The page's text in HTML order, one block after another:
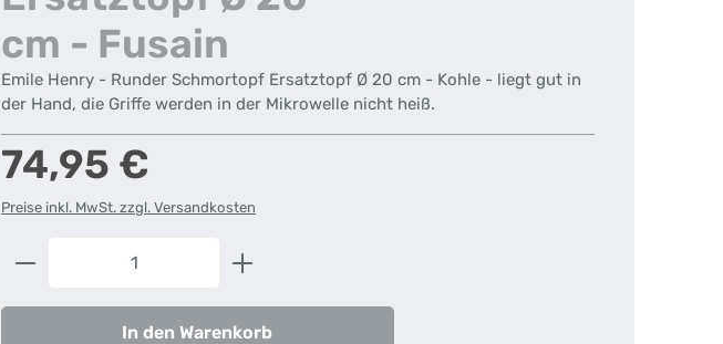
cm - Fusain
Emile Henry - Runder Schmortopf Ersatztopf Ø 20 cm - Kohle - liegt gut in
der Hand, die Griffe werden in der Mikrowelle nicht heiß.
Regulärer Preis:
74,95 €
Preise inkl. MwSt. zzgl. Versandkosten
Produkt Anzahl: Gib den gewünschten Wert ein oder
In den Warenkorb